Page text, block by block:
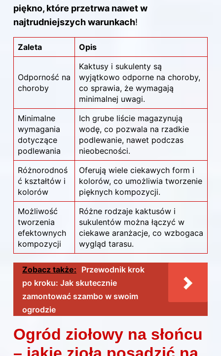
piękno, które przetrwa nawet w
najtrudniejszych warunkach!
Zaleta Opis
Odporność na
choroby
Kaktusy i sukulenty są
wyjątkowo odporne na choroby,
co sprawia, że wymagają
minimalnej uwagi.
Minimalne
wymagania
dotyczące
podlewania
Ich grube liście magazynują
wodę, co pozwala na rzadkie
podlewanie, nawet podczas
nieobecności.
Różnorodnoś
ć kształtów i
kolorów
Oferują wiele ciekawych form i
kolorów, co umożliwia tworzenie
pięknych kompozycji.
Możliwość
tworzenia
efektownych
kompozycji
Różne rodzaje kaktusów i
sukulentów można łączyć w
ciekawe aranżacje, co wzbogaca
wygląd tarasu.
Zobacz także: Przewodnik krok
po kroku: Jak skutecznie
zamontować szambo w swoim
ogrodzie
Ogród ziołowy na słońcu